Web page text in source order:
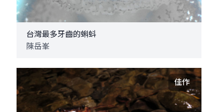
台灣最多牙齒的蝌蚪
陳岳峯
佳作